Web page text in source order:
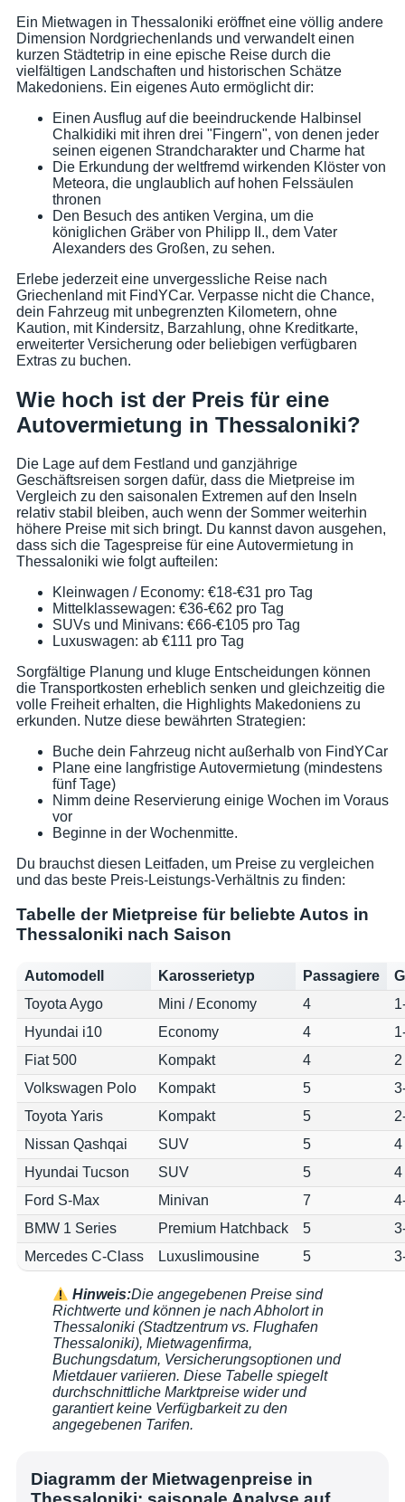
Ein Mietwagen in Thessaloniki eröffnet eine völlig andere
Dimension Nordgriechenlands und verwandelt einen
kurzen Städtetrip in eine epische Reise durch die
vielfältigen Landschaften und historischen Schätze
Makedoniens. Ein eigenes Auto ermöglicht dir:
Einen Ausflug auf die beeindruckende Halbinsel
Chalkidiki mit ihren drei "Fingern", von denen jeder
seinen eigenen Strandcharakter und Charme hat
Die Erkundung der weltfremd wirkenden Klöster von
Meteora, die unglaublich auf hohen Felssäulen
thronen
Den Besuch des antiken Vergina, um die
königlichen Gräber von Philipp II., dem Vater
Alexanders des Großen, zu sehen.
Erlebe jederzeit eine unvergessliche Reise nach
Griechenland mit FindYCar. Verpasse nicht die Chance,
dein Fahrzeug mit unbegrenzten Kilometern, ohne
Kaution, mit Kindersitz, Barzahlung, ohne Kreditkarte,
erweiterter Versicherung oder beliebigen verfügbaren
Extras zu buchen.
Wie hoch ist der Preis für eine
Autovermietung in Thessaloniki?
Die Lage auf dem Festland und ganzjährige
Geschäftsreisen sorgen dafür, dass die Mietpreise im
Vergleich zu den saisonalen Extremen auf den Inseln
relativ stabil bleiben, auch wenn der Sommer weiterhin
höhere Preise mit sich bringt. Du kannst davon ausgehen,
dass sich die Tagespreise für eine Autovermietung in
Thessaloniki wie folgt aufteilen:
Kleinwagen / Economy: €18-€31 pro Tag
Mittelklassewagen: €36-€62 pro Tag
SUVs und Minivans: €66-€105 pro Tag
Luxuswagen: ab €111 pro Tag
Sorgfältige Planung und kluge Entscheidungen können
die Transportkosten erheblich senken und gleichzeitig die
volle Freiheit erhalten, die Highlights Makedoniens zu
erkunden. Nutze diese bewährten Strategien:
Buche dein Fahrzeug nicht außerhalb von FindYCar
Plane eine langfristige Autovermietung (mindestens
fünf Tage)
Nimm deine Reservierung einige Wochen im Voraus
vor
Beginne in der Wochenmitte.
Du brauchst diesen Leitfaden, um Preise zu vergleichen
und das beste Preis-Leistungs-Verhältnis zu finden:
Tabelle der Mietpreise für beliebte Autos in
Thessaloniki nach Saison
Automodell Karosserietyp Passagiere
Toyota Aygo
Mini / Economy 4
Hyundai i10
Economy 4
Fiat 500
Kompakt 4
2
Volkswagen Polo
Kompakt 5
Toyota Yaris
Kompakt 5
Nissan Qashqai
SUV 5
4
Hyundai Tucson
SUV 5
4
Ford S-Max
Minivan 7
BMW 1 Series
Premium Hatchback 5
Mercedes C-Class
Luxuslimousine 5
Hinweis:Die angegebenen Preise sind
Richtwerte und können je nach Abholort in
Thessaloniki (Stadtzentrum vs. Flughafen
Thessaloniki), Mietwagenfirma,
Buchungsdatum, Versicherungsoptionen und
Mietdauer variieren. Diese Tabelle spiegelt
durchschnittliche Marktpreise wider und
garantiert keine Verfügbarkeit zu den
angegebenen Tarifen.
Diagramm der Mietwagenpreise in